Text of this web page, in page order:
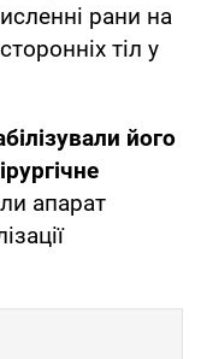
рани на
тіл у
його
апарат